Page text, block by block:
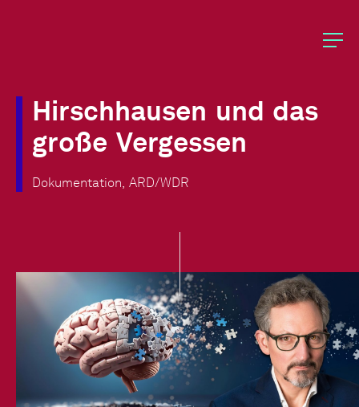
Hirschhausen und das
große Vergessen
Dokumentation, ARD/WDR